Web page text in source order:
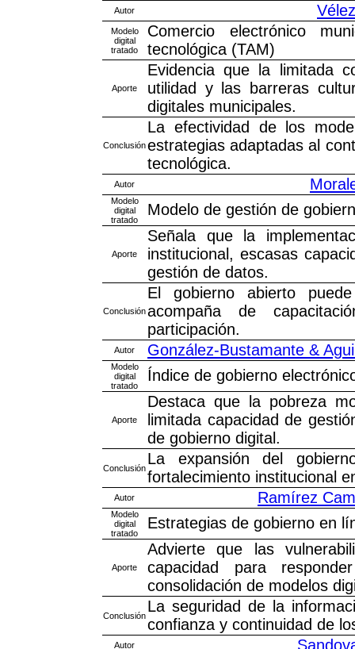
Autor
Modelo
digital
tratado
Comercio electrónico
tecnológica (TAM)
Aporte
Evidencia que la limitada
utilidad y las barreras
digitales municipales.
Conclusión
La efectividad de los
estrategias adaptadas al
tecnológica.
Autor
Modelo
digital
tratado
Modelo de gestión de
Aporte
Señala que la
institucional, escasas
gestión de datos.
Conclusión
El gobierno abierto
acompaña de
participación.
Autor González-Bustamante &
Modelo
digital
tratado
Índice de gobierno
Aporte
Destaca que la pobreza
limitada capacidad de
de gobierno digital.
Conclusión
La expansión del
fortalecimiento institucional
Autor Ramírez
Modelo
digital
tratado
Estrategias de gobierno en
Aporte
Advierte que las
capacidad para
consolidación de modelos
Conclusión
La seguridad de la
confianza y continuidad de
Autor